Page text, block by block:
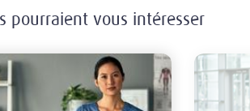
pourraient vous intéresser
La grossesse au sein de la